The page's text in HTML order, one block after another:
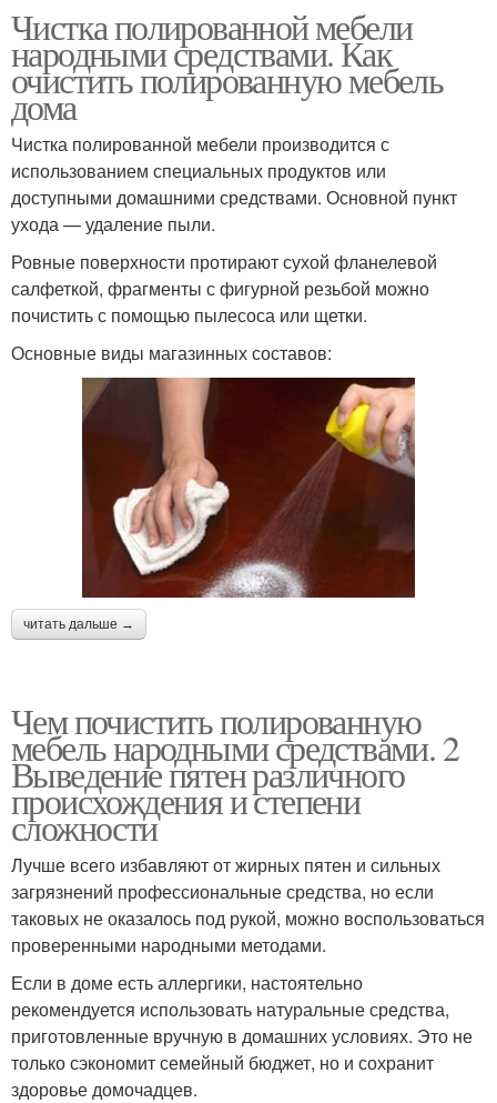
Чистка полированной мебели
народными средствами. Как
очистить полированную мебель
дома
Чистка полированной мебели производится с
использованием специальных продуктов или
доступными домашними средствами. Основной пункт
ухода — удаление пыли.
Ровные поверхности протирают сухой фланелевой
салфеткой, фрагменты с фигурной резьбой можно
почистить с помощью пылесоса или щетки.
Основные виды магазинных составов:
читать дальше →
Чем почистить полированную
мебель народными средствами. 2
Выведение пятен различного
происхождения и степени
сложности
Лучше всего избавляют от жирных пятен и сильных
загрязнений профессиональные средства, но если
таковых не оказалось под рукой, можно воспользоваться
проверенными народными методами.
Если в доме есть аллергики, настоятельно
рекомендуется использовать натуральные средства,
приготовленные вручную в домашних условиях. Это не
только сэкономит семейный бюджет, но и сохранит
здоровье домочадцев.